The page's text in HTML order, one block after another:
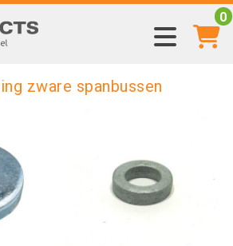
0
zware spanbussen